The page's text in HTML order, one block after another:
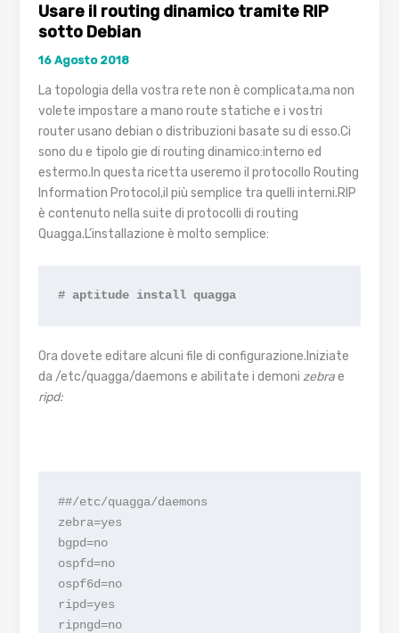
RIP
sotto
Fedora
Usare il routing dinamico tramite RIP
sotto Debian
16 Agosto 2018
La topologia della vostra rete non è complicata,ma non
volete impostare a mano route statiche e i vostri
router usano debian o distribuzioni basate su di esso.Ci
sono du e tipolo gie di routing dinamico:interno ed
estermo.In questa ricetta useremo il protocollo Routing
Information Protocol,il più semplice tra quelli interni.RIP
è contenuto nella suite di protocolli di routing
Quagga.L’installazione è molto semplice:
# aptitude install quagga
Ora dovete editare alcuni file di configurazione.Iniziate
da /etc/quagga/daemons e abilitate i demoni zebrae
ripd:
##/etc/quagga/daemons
zebra=yes
bgpd=no
ospfd=no
ospf6d=no
ripd=yes
ripngd=no